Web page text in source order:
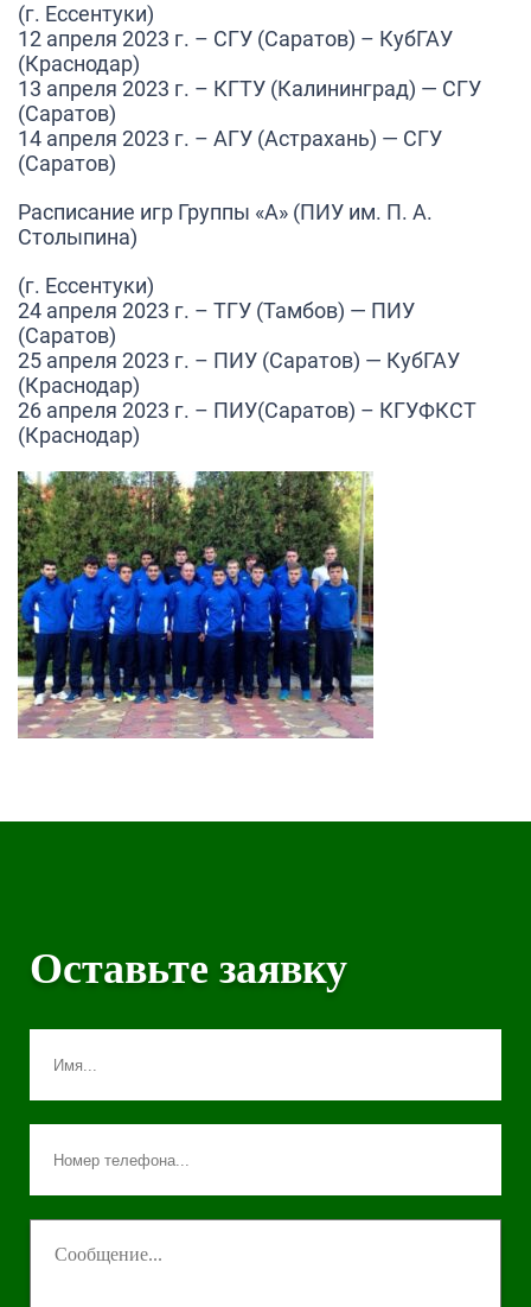
(г. Ессентуки)
12 апреля 2023 г. – СГУ (Саратов) – КубГАУ
(Краснодар)
13 апреля 2023 г. – КГТУ (Калининград) — СГУ
(Саратов)
14 апреля 2023 г. – АГУ (Астрахань) — СГУ
(Саратов)
Расписание игр Группы «А» (ПИУ им. П. А.
Столыпина)
(г. Ессентуки)
24 апреля 2023 г. – ТГУ (Тамбов) — ПИУ
(Саратов)
25 апреля 2023 г. – ПИУ (Саратов) — КубГАУ
(Краснодар)
26 апреля 2023 г. – ПИУ(Саратов) – КГУФКСТ
(Краснодар)
Оставьте заявку